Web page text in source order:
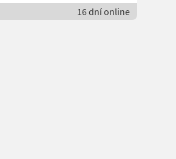
16 dní online